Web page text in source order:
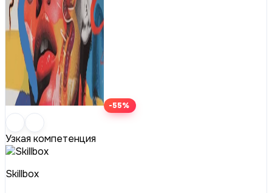
-55%
Узкая компетенция
Skillbox